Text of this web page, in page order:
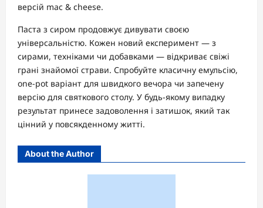
версій mac & cheese.
Паста з сиром продовжує дивувати своєю
універсальністю. Кожен новий експеримент — з
сирами, техніками чи добавками — відкриває свіжі
грані знайомої страви. Спробуйте класичну емульсію,
one-pot варіант для швидкого вечора чи запечену
версію для святкового столу. У будь-якому випадку
результат принесе задоволення і затишок, який так
цінний у повсякденному житті.
About the Author